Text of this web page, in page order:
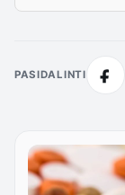
PASIDALINTI